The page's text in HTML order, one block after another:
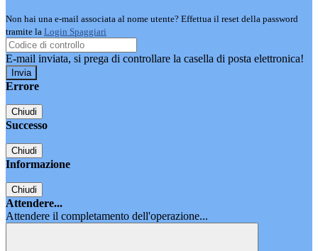
Non hai una e-mail associata al nome utente? Effettua il reset della password
tramite la Login Spaggiari
E-mail inviata, si prega di controllare la casella di posta elettronica!
Errore
Chiudi
Successo
Chiudi
Informazione
Chiudi
Attendere...
Attendere il completamento dell'operazione...